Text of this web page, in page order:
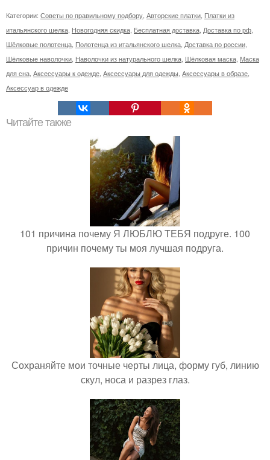
Категории: Советы по правильному подбору Авторские платки Платки из
итальянского шелка Новогодняя скидка Бесплатная доставка Доставка по рф
Шёлковые полотенца Полотенца из итальянского шелка Доставка по россии
Шёлковые наволочки Наволочки из натурального шелка Шёлковая маска Маска
для сна Аксессуары к одежде Аксессуары для одежды Аксессуары в образе
Аксессуар в одежде
Читайте также
101 причина почему Я ЛЮБЛЮ ТЕБЯ подруге. 100
причин почему ты моя лучшая подруга.
Сохраняйте мои точные черты лица, форму губ, линию
скул, носа и разрез глаз.